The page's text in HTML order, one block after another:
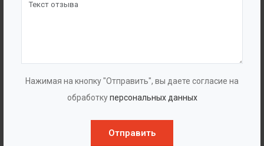
Нажимая на кнопку "Отправить", вы даете согласие на
обработкуперсональных данных
Отправить